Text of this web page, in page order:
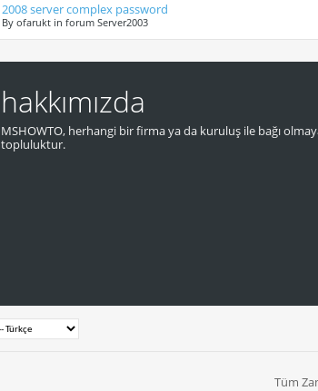
2008 server complex password
By ofarukt in forum Server2003
hakkımızda
MSHOWTO, herhangi bir firma ya da kuruluş ile bağı
topluluktur.
Tüm